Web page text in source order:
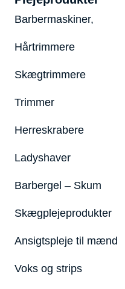
Barbermaskiner,
Hårtrimmere
Skægtrimmere
Trimmer
Herreskrabere
Ladyshaver
Barbergel – Skum
Skægplejeprodukter
Ansigtspleje til mænd
Voks og strips